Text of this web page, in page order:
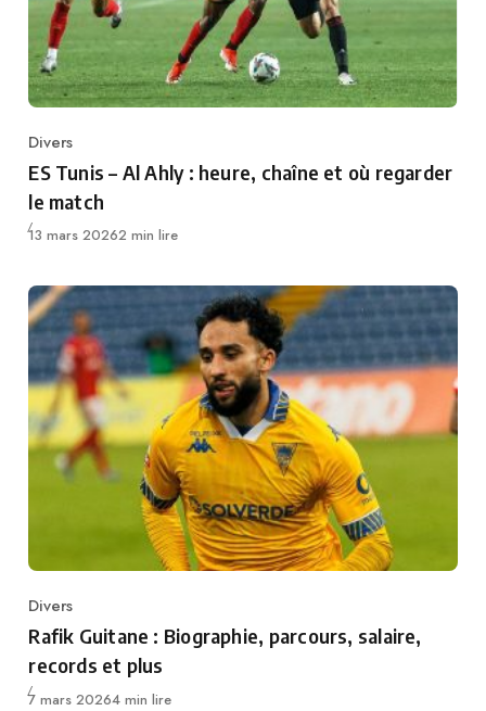
Category
Divers
ES Tunis – Al Ahly : heure, chaîne et où regarder
le match
Publié
13 mars 20262 min lire
Category
Divers
Rafik Guitane : Biographie, parcours, salaire,
records et plus
Publié
7 mars 20264 min lire